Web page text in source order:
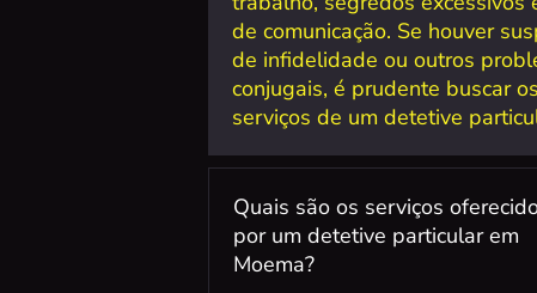
de comunicação. Se houver
de infidelidade ou outros
conjugais, é prudente buscar os
serviços de um detetive
Quais são os serviços
por um detetive particular em
Moema?